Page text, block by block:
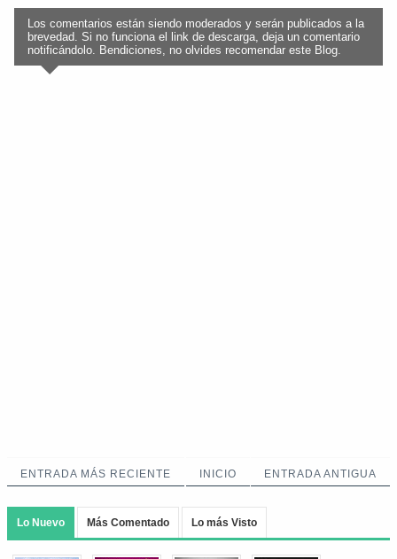
Los comentarios están siendo moderados y serán publicados a la
brevedad. Si no funciona el link de descarga, deja un comentario
notificándolo. Bendiciones, no olvides recomendar este Blog.
ENTRADA MÁS RECIENTE ENTRADA ANTIGUA
INICIO
Lo Nuevo Más Comentado Lo más Visto